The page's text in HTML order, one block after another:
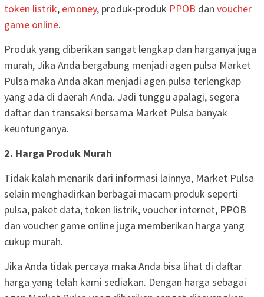
token listrik, emoney, produk-produk PPOB dan voucher
game online.
Produk yang diberikan sangat lengkap dan harganya juga
murah, Jika Anda bergabung menjadi agen pulsa Market
Pulsa maka Anda akan menjadi agen pulsa terlengkap
yang ada di daerah Anda. Jadi tunggu apalagi, segera
daftar dan transaksi bersama Market Pulsa banyak
keuntunganya.
2. Harga Produk Murah
Tidak kalah menarik dari informasi lainnya, Market Pulsa
selain menghadirkan berbagai macam produk seperti
pulsa, paket data, token listrik, voucher internet, PPOB
dan voucher game online juga memberikan harga yang
cukup murah.
Jika Anda tidak percaya maka Anda bisa lihat di daftar
harga yang telah kami sediakan. Dengan harga sebagai